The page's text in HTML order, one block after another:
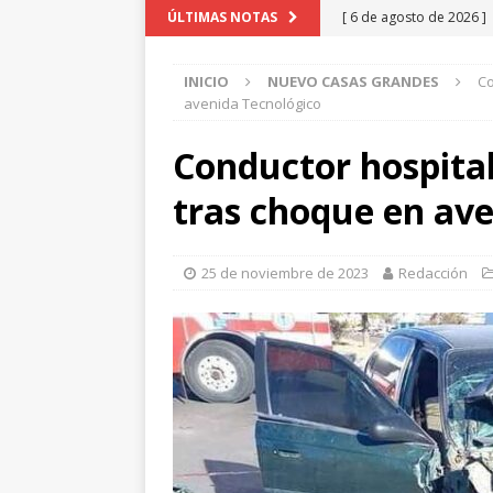
ÚLTIMAS NOTAS [ 6 de agosto de 2026 ]
[ 6 de agosto de 2026 ]
[ 5 de agosto de 2026 ]
Aldama y Fuerza Aérea
beneficio de más de
[ 6 de agosto de 2026 ]
GRANDES
INICIO NUEVO CASAS GRANDES
avenida Tecnológico
Conductor
tras choque en
25 de noviembre de 2023 Redacción